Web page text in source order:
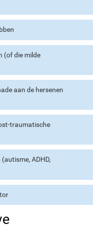
(of die milde
aan de hersenen
traumatische
ADHD,